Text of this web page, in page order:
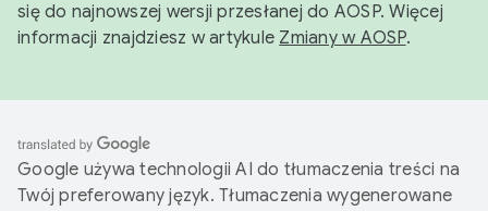
się do najnowszej wersji przesłanej do AOSP. Więcej
informacji znajdziesz w artykule Zmiany w AOSP.
Google używa technologii AI do tłumaczenia treści na
Twój preferowany język. Tłumaczenia wygenerowane